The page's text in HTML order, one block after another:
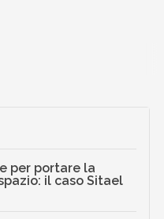
per portare la
il caso Sitael